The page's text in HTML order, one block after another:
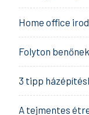
Home office
Folyton
3 tipp
A tejmentes